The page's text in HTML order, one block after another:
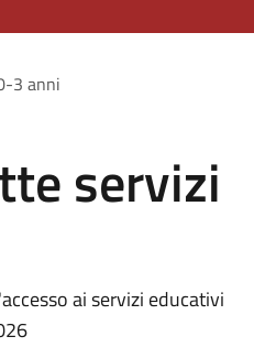
3 anni
servizi
ai servizi educativi